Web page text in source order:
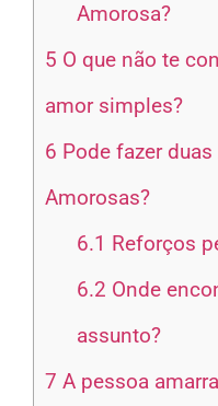
Amorosa?
5 O que não te
amor simples?
6 Pode fazer
Amorosas?
6.1 Reforços
6.2 Onde
assunto?
7 A pessoa